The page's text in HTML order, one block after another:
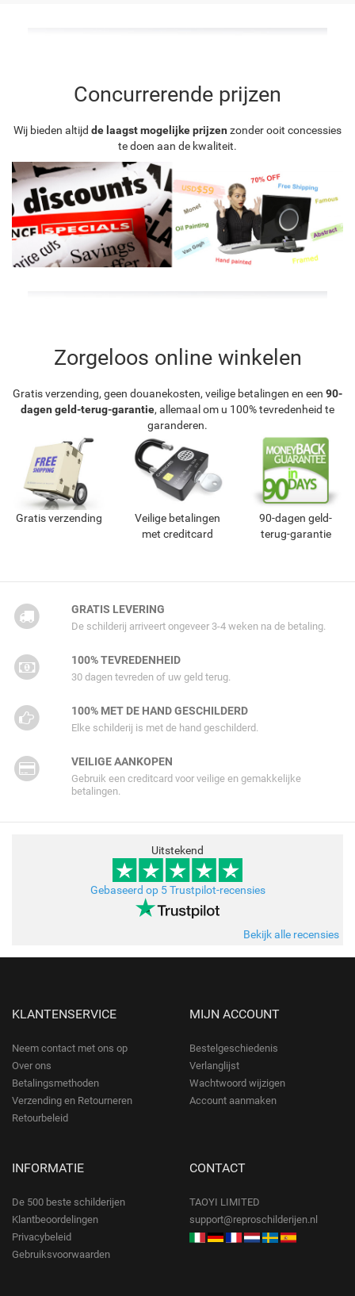
Concurrerende prijzen
Wij bieden altijd de laagst mogelijke prijzen zonder ooit concessies
te doen aan de kwaliteit.
Zorgeloos online winkelen
Gratis verzending, geen douanekosten, veilige betalingen en een 90-
dagen geld-terug-garantie, allemaal om u 100% tevredenheid te
garanderen.
Gratis verzending
Veilige betalingen
met creditcard
90-dagen geld-
terug-garantie
GRATIS LEVERING
De schilderij arriveert ongeveer 3-4 weken na de betaling.
100% TEVREDENHEID
30 dagen tevreden of uw geld terug.
100% MET DE HAND GESCHILDERD
Elke schilderij is met de hand geschilderd.
VEILIGE AANKOPEN
Gebruik een creditcard voor veilige en gemakkelijke
betalingen.
Uitstekend
Gebaseerd op 5 Trustpilot-recensies
Bekijk alle recensies
KLANTENSERVICE
Neem contact met ons op
Over ons
Betalingsmethoden
Verzending en Retourneren
Retourbeleid
MIJN ACCOUNT
Bestelgeschiedenis
Verlanglijst
Wachtwoord wijzigen
Account aanmaken
INFORMATIE
De 500 beste schilderijen
Klantbeoordelingen
Privacybeleid
Gebruiksvoorwaarden
CONTACT
TAOYI LIMITED
support@reproschilderijen.nl